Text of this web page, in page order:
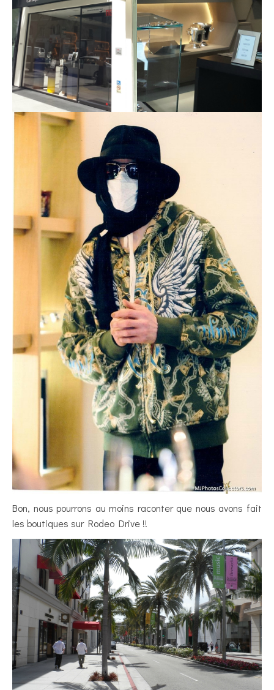
Bon, nous pourrons au moins raconter que nous avons fait
les boutiques sur Rodeo Drive !!